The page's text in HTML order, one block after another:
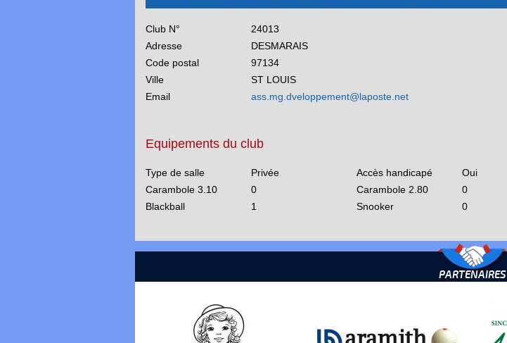
Club N°
24013
Adresse
DESMARAIS
Code postal
97134
Ville
ST LOUIS
Email
ass.mg.dveloppement@laposte.net
Equipements du club
Type de salle Privée Accès handicapé
Oui
Carambole 3.10
0 Carambole 2.80 0
Blackball
1 Snooker 0
PARTENAIRES